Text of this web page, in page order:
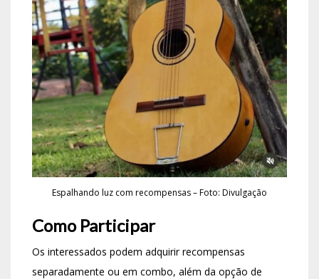
Espalhando luz com recompensas – Foto: Divulgação
Como Participar
Os interessados podem adquirir recompensas
separadamente ou em combo, além da opção de